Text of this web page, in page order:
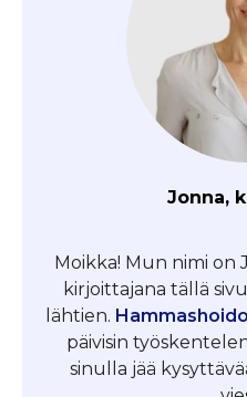
Jonna,
Moikka! Mun nimi on
kirjoittajana tällä
lähtien.
päivisin
sinulla jää